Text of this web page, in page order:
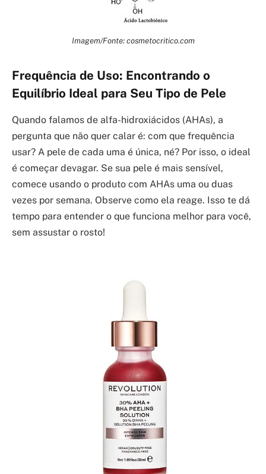
Imagem/Fonte: cosmetocritico.com
Frequência de Uso: Encontrando o
Equilíbrio Ideal para Seu Tipo de Pele
Quando falamos de alfa-hidroxiácidos (AHAs), a
pergunta que não quer calar é: com que frequência
usar? A pele de cada uma é única, né? Por isso, o ideal
é começar devagar. Se sua pele é mais sensível,
comece usando o produto com AHAs uma ou duas
vezes por semana. Observe como ela reage. Isso te dá
tempo para entender o que funciona melhor para você,
sem assustar o rosto!